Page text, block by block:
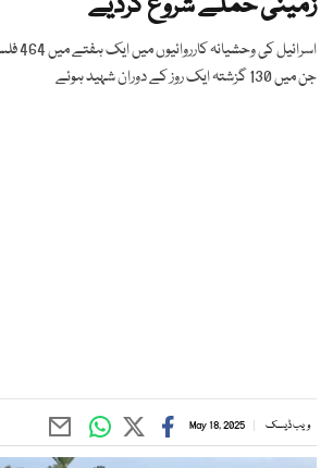
جن میں 130 گزشتہ ایک روز کے دوران شہید ہوئے
ویب ڈیسک May 18, 2025